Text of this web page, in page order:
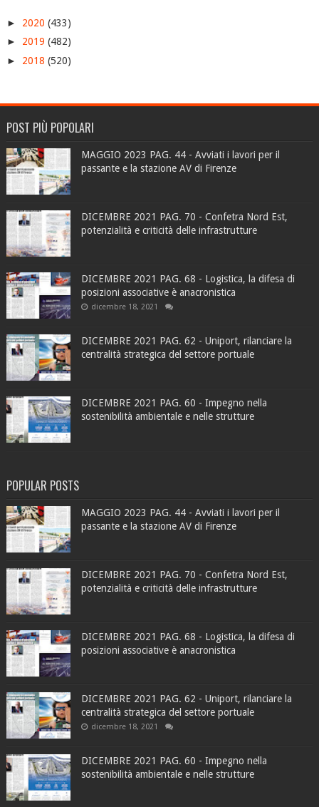
► 2020 (433)
► 2019 (482)
► 2018 (520)
POST PIÙ POPOLARI
MAGGIO 2023 PAG. 44 - Avviati i lavori per il
passante e la stazione AV di Firenze
DICEMBRE 2021 PAG. 70 - Confetra Nord Est,
potenzialità e criticità delle infrastrutture
DICEMBRE 2021 PAG. 68 - Logistica, la difesa di
posizioni associative è anacronistica
dicembre 18, 2021
DICEMBRE 2021 PAG. 62 - Uniport, rilanciare la
centralità strategica del settore portuale
DICEMBRE 2021 PAG. 60 - Impegno nella
sostenibilità ambientale e nelle strutture
POPULAR POSTS
MAGGIO 2023 PAG. 44 - Avviati i lavori per il
passante e la stazione AV di Firenze
DICEMBRE 2021 PAG. 70 - Confetra Nord Est,
potenzialità e criticità delle infrastrutture
DICEMBRE 2021 PAG. 68 - Logistica, la difesa di
posizioni associative è anacronistica
DICEMBRE 2021 PAG. 62 - Uniport, rilanciare la
centralità strategica del settore portuale
dicembre 18, 2021
DICEMBRE 2021 PAG. 60 - Impegno nella
sostenibilità ambientale e nelle strutture